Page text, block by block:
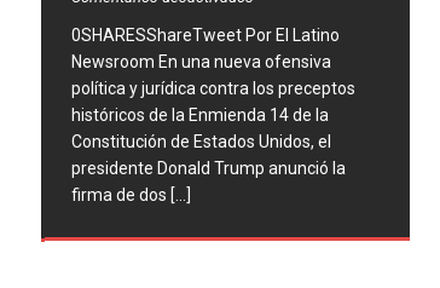
0SHARESShareTweet ​Por El Latino
Newsroom ​En una nueva ofensiva
política y jurídica contra los preceptos
históricos de la Enmienda 14 de la
Constitución de Estados Unidos, el
presidente Donald Trump anunció la
firma de dos [...]